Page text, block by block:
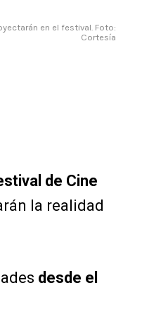
en el festival. Foto:
Cortesía
de Cine
la realidad
desde el